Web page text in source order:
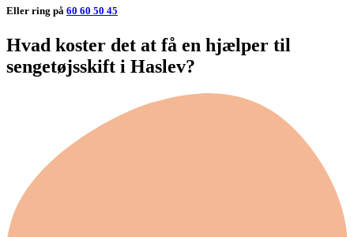
Eller ring på 60 60 50 45
Hvad koster det at få en hjælper til
sengetøjsskift i Haslev?